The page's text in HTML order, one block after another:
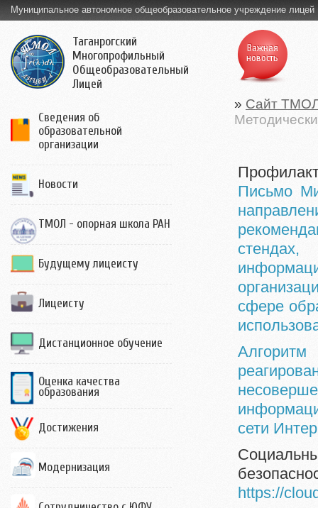
Муниципальное автономное общеобразовательное учреждение
Таганрогский
Многопрофильный
Общеобразовательный
Лицей
Сведения об
образовательной
организации
Новости
ТМОЛ - опорная школа РАН
Будущему лицеисту
Лицеисту
Дистанционное обучение
Оценка качества
образования
Достижения
Модернизация
Важная
новость
» Сайт
Письмо
сфере
сети
https://